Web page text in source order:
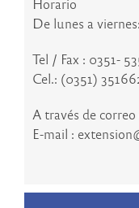
De lunes a
Tel / Fax : 0351-
Cel.: (0351)
A través de
E-mail :